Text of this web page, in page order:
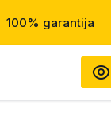
100% garantija